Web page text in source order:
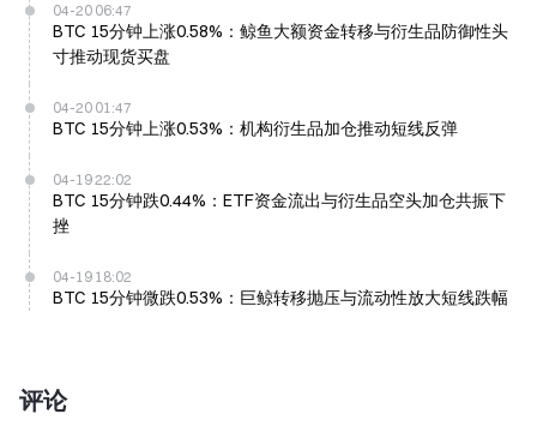
04-20 06:47
BTC 15分钟上涨0.58%：鲸鱼大额资金转移与衍生品防御性头
寸推动现货买盘
04-20 01:47
BTC 15分钟上涨0.53%：机构衍生品加仓推动短线反弹
04-19 22:02
BTC 15分钟跌0.44%：ETF资金流出与衍生品空头加仓共振下
挫
04-19 18:02
BTC 15分钟微跌0.53%：巨鲸转移抛压与流动性放大短线跌幅
评论